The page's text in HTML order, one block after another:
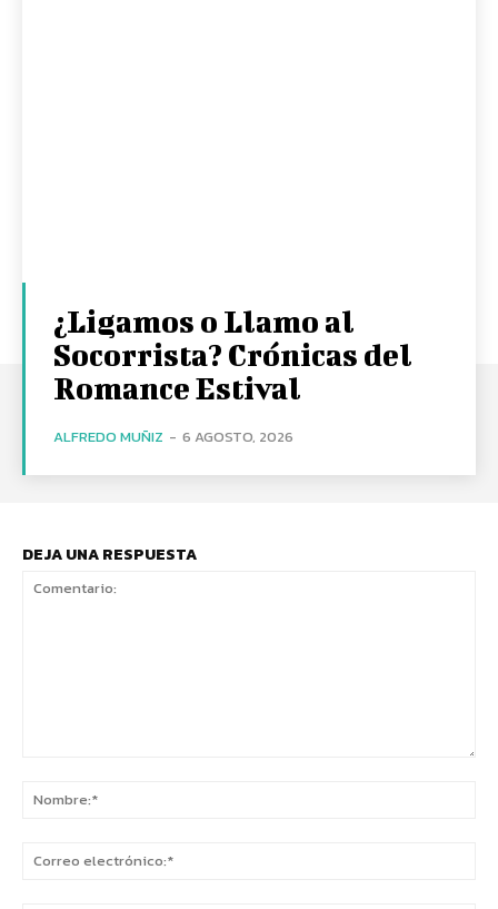
¿Ligamos o Llamo al
Socorrista? Crónicas del
Romance Estival
ALFREDO MUÑIZ - 6 AGOSTO, 2026
DEJA UNA RESPUESTA